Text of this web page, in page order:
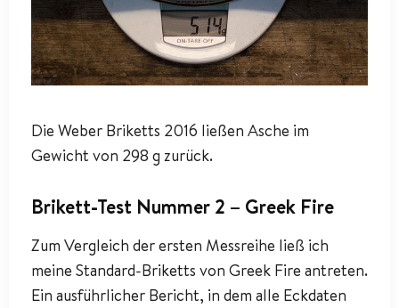
Die Weber Briketts 2016 ließen Asche im
Gewicht von 298 g zurück.
Brikett-Test Nummer 2 – Greek Fire
Zum Vergleich der ersten Messreihe ließ ich
meine Standard-Briketts von Greek Fire antreten.
Ein ausführlicher Bericht, in dem alle Eckdaten